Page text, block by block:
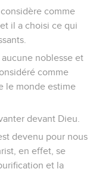
comme
il a choisi ce qui
aucune noblesse et
comme
le monde estime
devant Dieu.
devenu pour nous
en effet, se
et la